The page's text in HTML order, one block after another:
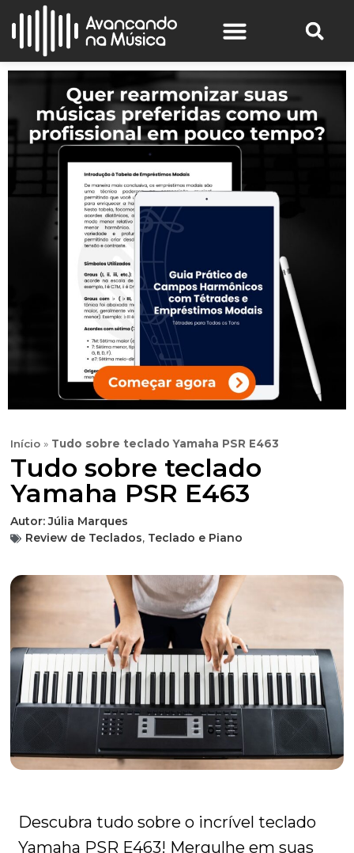
Início » Tudo sobre teclado Yamaha PSR E463
Tudo sobre teclado
Yamaha PSR E463
Autor:Júlia Marques
Review de Teclados, Teclado e Piano
Descubra tudo sobre o incrível teclado
Yamaha PSR E463! Mergulhe em suas